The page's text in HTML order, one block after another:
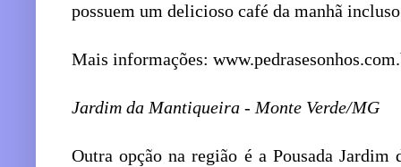
possuem um delicioso café da manhã
Mais informações:
Jardim da Mantiqueira - Monte Verde/MG
Outra opção na região é a Pousada